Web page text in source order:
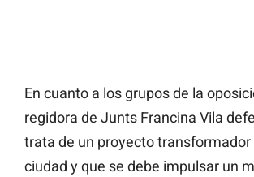
En cuanto a los grupos de la
regidora de Junts Francina Vila
trata de un proyecto transformador
ciudad y que se debe impulsar un